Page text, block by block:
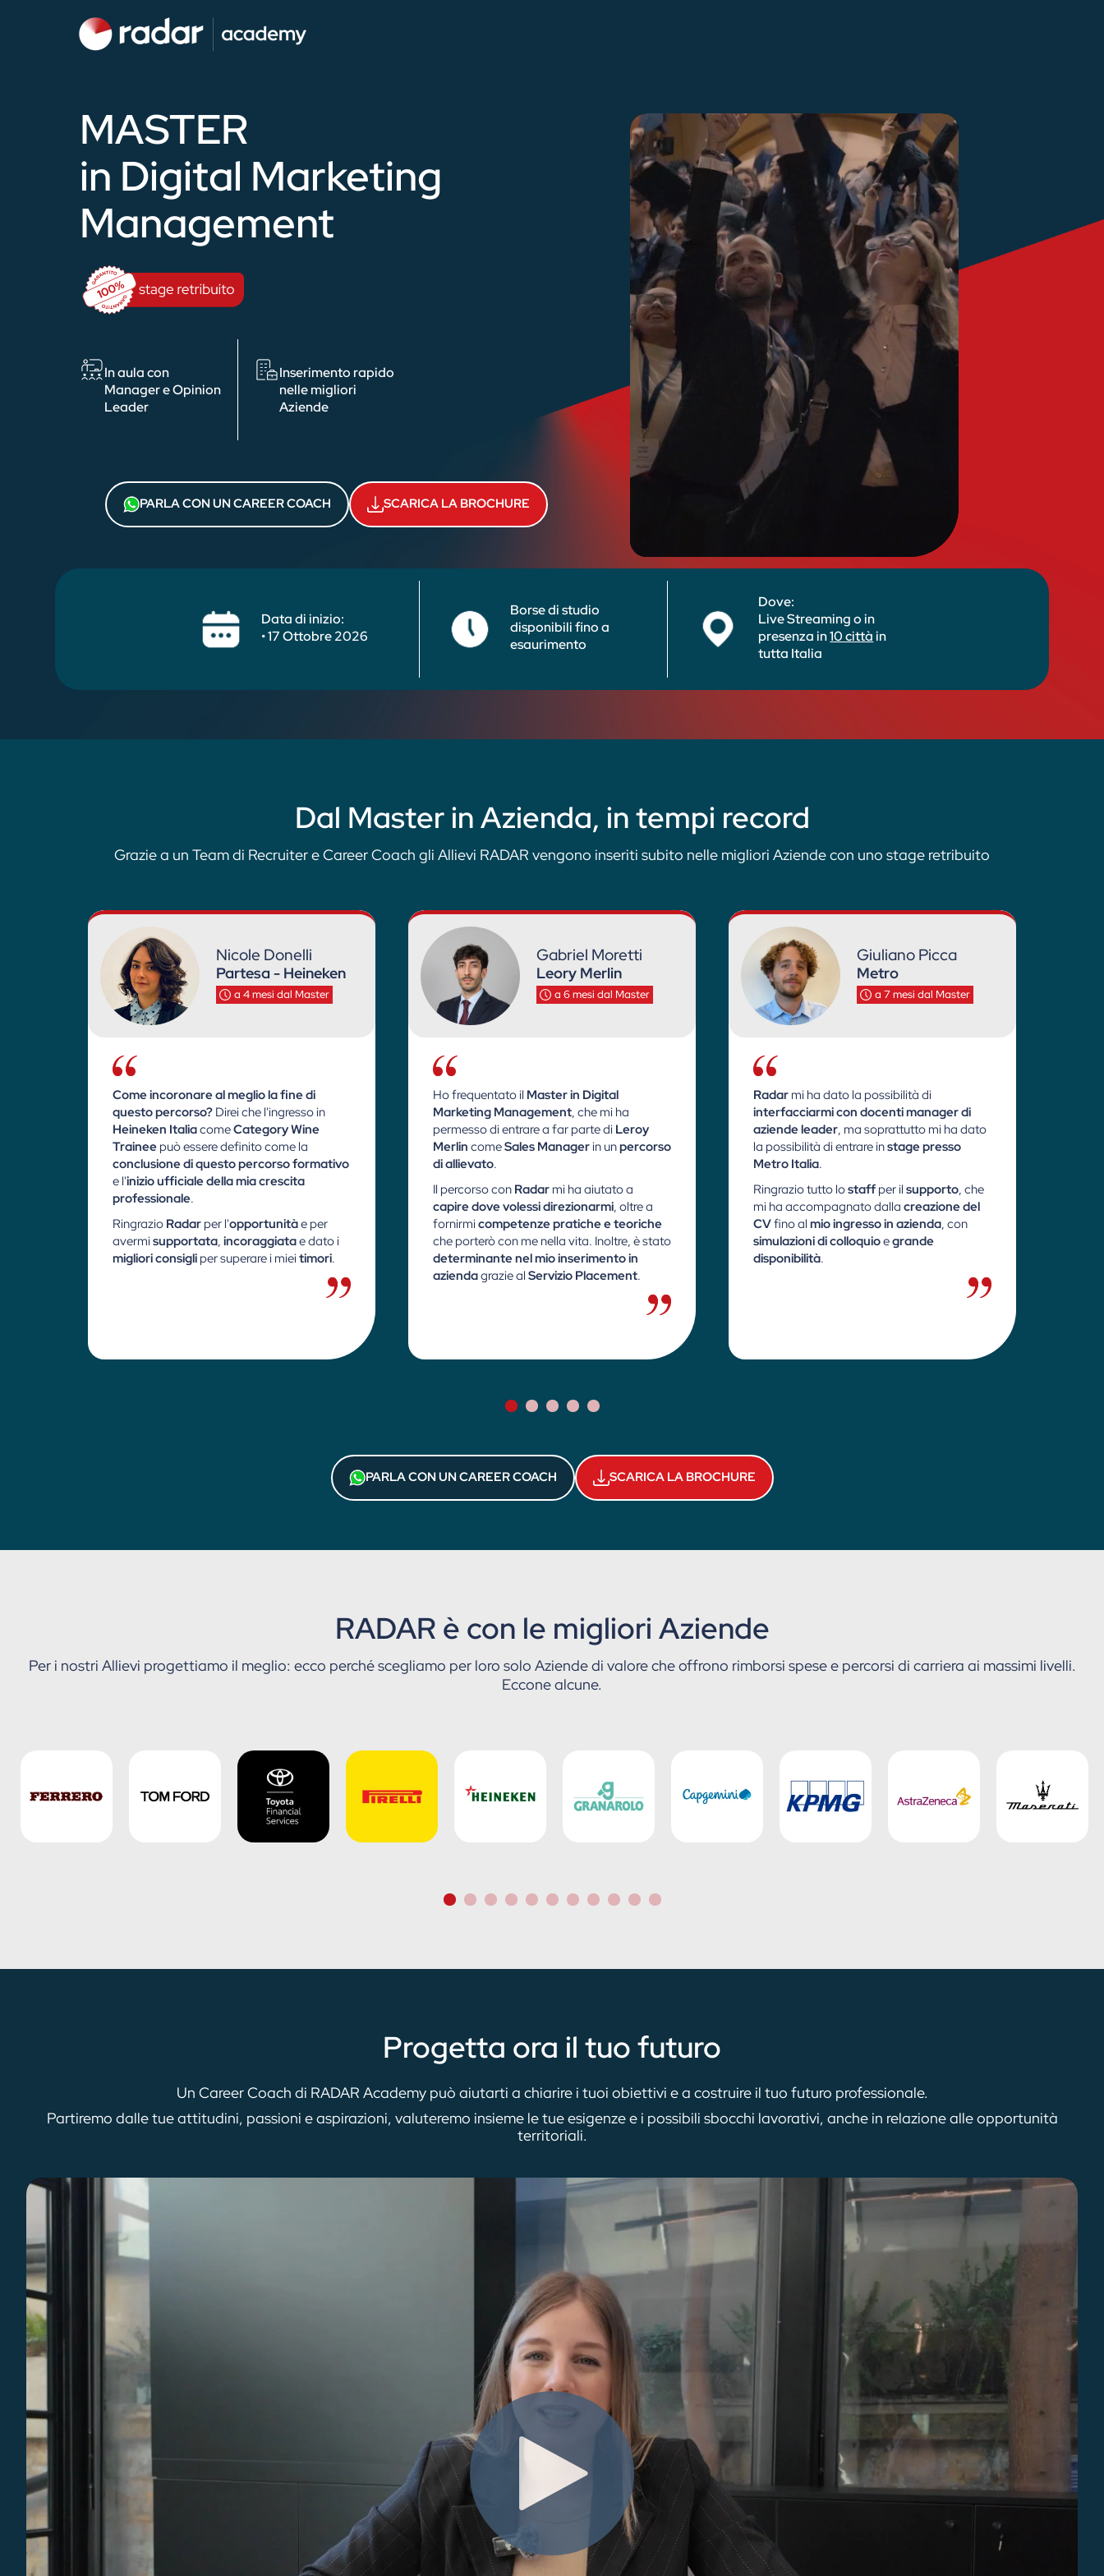
MASTER
in Digital Marketing
Management
In aula con
Manager e Opinion
Leader
Inserimento rapido
nelle migliori
Aziende
PARLA CON UN CAREER COACH SCARICA LA BROCHURE
Data di inizio:
• 17 Ottobre 2026
Borse di studio
disponibili fino a
esaurimento
Dove:
Live Streaming o in
presenza in10 cittàin
tutta Italia
Dal Master in Azienda, in tempi record
Grazie a un Team di Recruiter e Career Coach gli Allievi RADAR vengono inseriti subito nelle migliori Aziende con uno stage retribuito
Nicole Donelli
Partesa - Heineken
a 4 mesi dal Master
Come incoronare al meglio la fine di
questo percorso? Direi che l'ingresso in
Heineken ItaliacomeCategory Wine
Trainee può essere definito come la
conclusione di questo percorso formativo
e l'inizio ufficiale della mia crescita
professionale.
Ringrazio Radar per l'opportunitàe per
avermisupportata, incoraggiatae dato i
migliori consigli per superare i mieitimori.
Gabriel Moretti
Leory Merlin
a 6 mesi dal Master
Ho frequentato il Master in Digital
Marketing Management, che mi ha
permesso di entrare a far parte di Leroy
Merlin comeSales Managerin unpercorso
di allievato.
Il percorso con Radar mi ha aiutato a
capire dove volessi direzionarmi, oltre a
fornirmicompetenze pratiche e teoriche
che porterò con me nella vita. Inoltre, è stato
determinante nel mio inserimento in
aziendagrazie al Servizio Placement.
Giuliano Picca
Metro
a 7 mesi dal Master
Radar mi ha dato la possibilità di
interfacciarmi con docenti manager di
aziende leader, ma soprattutto mi ha dato
la possibilità di entrare instage presso
Metro Italia.
Ringrazio tutto lostaff per il supporto, che
mi ha accompagnato dalla creazione del
CVfino al mio ingresso in azienda, con
simulazioni di colloquioegrande
disponibilità.
PARLA CON UN CAREER COACH SCARICA LA BROCHURE
RADAR è con le migliori Aziende
Per i nostri Allievi progettiamo il meglio: ecco perché scegliamo per loro solo Aziende di valore che offrono rimborsi spese e percorsi di carriera ai massimi livelli.
Eccone alcune.
Progetta ora il tuo futuro
Un Career Coach di RADAR Academy può aiutarti a chiarire i tuoi obiettivi e a costruire il tuo futuro professionale.
Partiremo dalle tue attitudini, passioni e aspirazioni, valuteremo insieme le tue esigenze e i possibili sbocchi lavorativi, anche in relazione alle opportunità
territoriali.